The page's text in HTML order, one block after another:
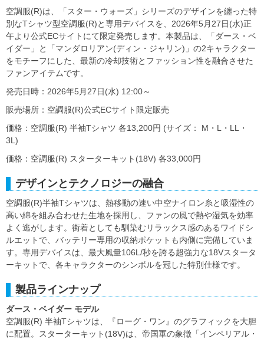
空調服(R)は、「スター・ウォーズ」シリーズのデザインを纏った特
別なTシャツ型空調服(R)と専用デバイスを、2026年5月27日(水)正
午より公式ECサイトにて限定発売します。本製品は、「ダース・ベ
イダー」と「マンダロリアン(ディン・ジャリン)」の2キャラクター
をモチーフにした、最新の冷却技術とファッション性を融合させた
ファンアイテムです。
発売日時：2026年5月27日(水) 12:00～
販売場所：空調服(R)公式ECサイト限定販売
価格：空調服(R) 半袖Tシャツ 各13,200円 (サイズ： M・L・LL・
3L)
価格：空調服(R) スターターキット(18V) 各33,000円
デザインとテクノロジーの融合
空調服(R)半袖Tシャツは、熱移動の速い中空ナイロン糸と吸湿性の
高い綿を組み合わせた生地を採用し、ファンの風で熱や湿気を効率
よく逃がします。街着としても馴染むリラックス感のあるワイドシ
ルエットで、バッテリー専用の収納ポケットも内側に完備していま
す。専用デバイスは、最大風量106L/秒を誇る超強力な18Vスタータ
ーキットで、各キャラクターのシンボルを冠した特別仕様です。
製品ラインナップ
ダース・ベイダー モデル
空調服(R) 半袖Tシャツは、『ローグ・ワン』のグラフィックを大胆
に配置。スターターキット(18V)は、帝国軍の象徴「インペリアル・